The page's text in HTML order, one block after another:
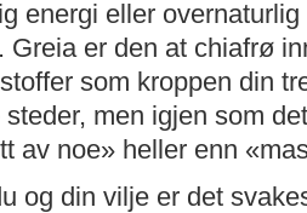
energi eller
Greia er den at chiafrø
som kroppen din
steder, men igjen som
av noe» heller enn
og din vilje er det